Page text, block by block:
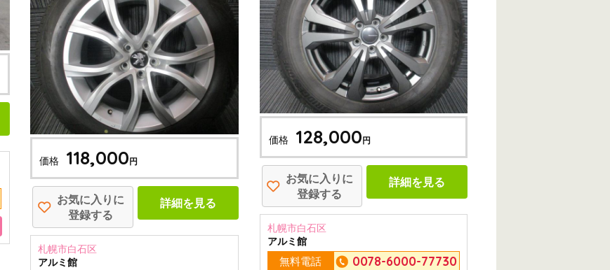
価格 118,000円
お気に入りに
登録する
詳細を見る
札幌市白石区
アルミ館
価格 128,000円
お気に入りに
登録する
詳細を見る
札幌市白石区
アルミ館
無料電話 0078-6000-77730